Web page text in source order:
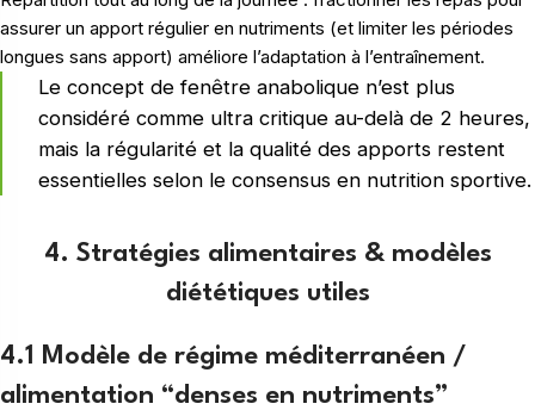
assurer un apport régulier en nutriments (et limiter les périodes
longues sans apport) améliore l’adaptation à l’entraînement.
Le concept de fenêtre anabolique n’est plus
considéré comme ultra critique au-delà de 2 heures,
mais la régularité et la qualité des apports restent
essentielles selon le consensus en nutrition sportive.
4. Stratégies alimentaires & modèles
diététiques utiles
4.1 Modèle de régime méditerranéen /
alimentation “denses en nutriments”